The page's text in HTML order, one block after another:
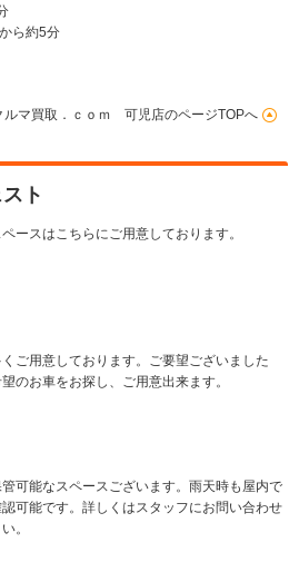
ら約5分
ルマ買取．ｃｏｍ 可児店のページTOPへ
ト
ースはこちらにご用意しております。
ご用意しております。ご要望ございました
のお車をお探し、ご用意出来ます。
管可能なスペースございます。雨天時も屋内で
可能です。詳しくはスタッフにお問い合わせ
。